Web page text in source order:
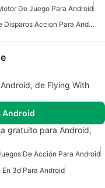
De Juego Para Android
Juegos De Disparos Accion Para Android
de Flying With
Android
gratuito para Android,
De Acción Para Android
3d Para Android